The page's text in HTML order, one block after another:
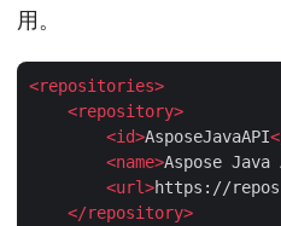
用。
<repositories>
<repository>
<id>AsposeJavaAPI
<name>Aspose Java
<url>https://
</repository>